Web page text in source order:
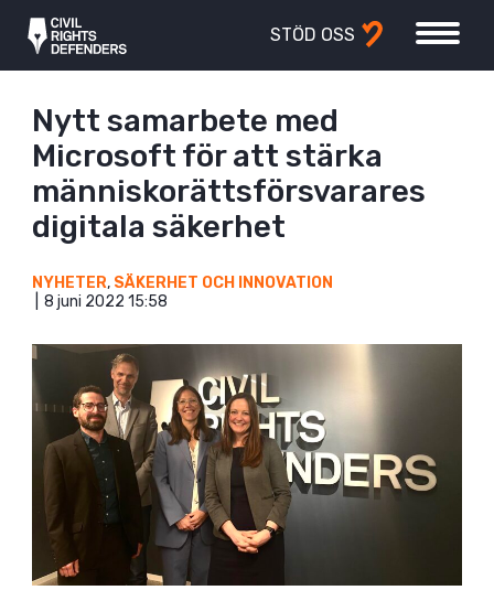
STÖD OSS
Nytt samarbete med
Microsoft för att stärka
människorättsförsvarares
digitala säkerhet
NYHETER, SÄKERHET OCH INNOVATION
8 juni 2022 15:58